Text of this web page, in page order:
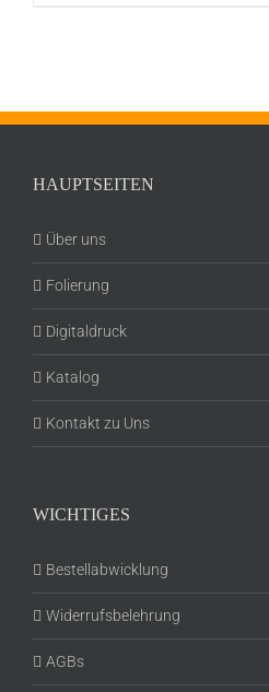
HAUPTSEITEN
Über uns
Folierung
Digitaldruck
Katalog
Kontakt zu Uns
WICHTIGES
Bestellabwicklung
Widerrufsbelehrung
AGBs